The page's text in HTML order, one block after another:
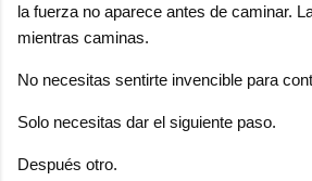
la fuerza no aparece antes de caminar.
mientras caminas.
No necesitas sentirte invencible para
Solo necesitas dar el siguiente paso.
Después otro.